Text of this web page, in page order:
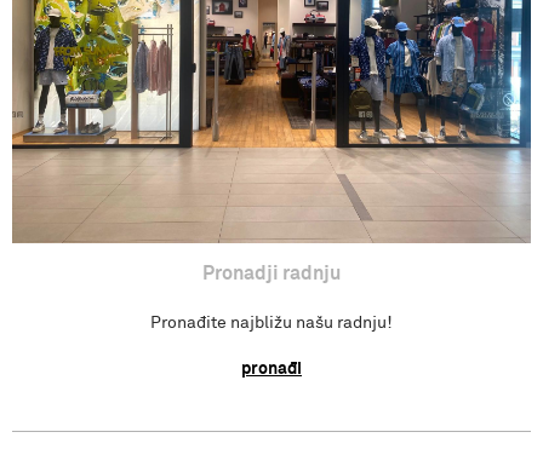
Pronađi radnju
Pronadji radnju
Pronađite najbližu našu radnju!
pronađi